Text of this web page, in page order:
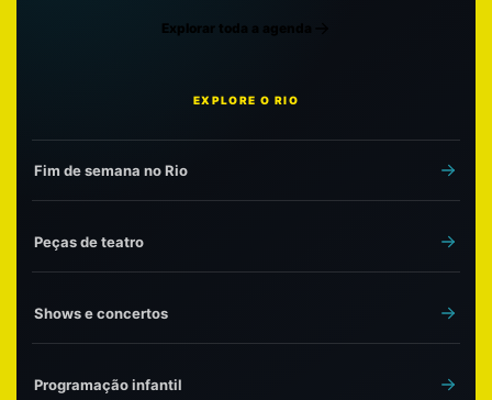
Explorar toda a agenda
EXPLORE O RIO
Fim de semana no Rio
Peças de teatro
Shows e concertos
Programação infantil